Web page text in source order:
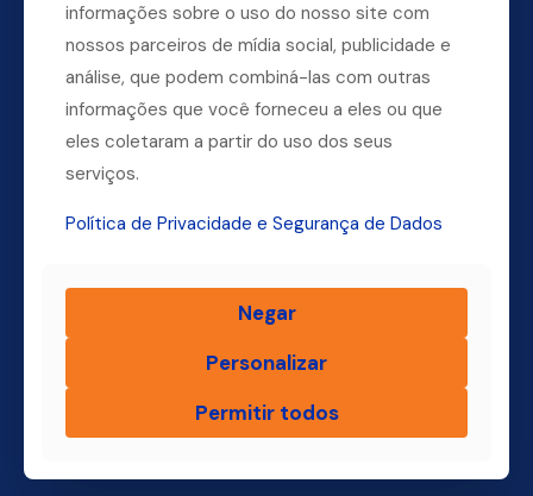
Dúvidas? Ligue para a nossa central.
Finsol
Quem Somos
Blog Finsol
Você, um Empresário de Sucesso Finsol
informações sobre o uso do nosso site com
nossos parceiros de mídia social, publicidade e
análise, que podem combiná-las com outras
informações que você forneceu a eles ou que
eles coletaram a partir do uso dos seus
serviços.
Política de Privacidade e Segurança de Dados
Negar
Personalizar
Permitir todos